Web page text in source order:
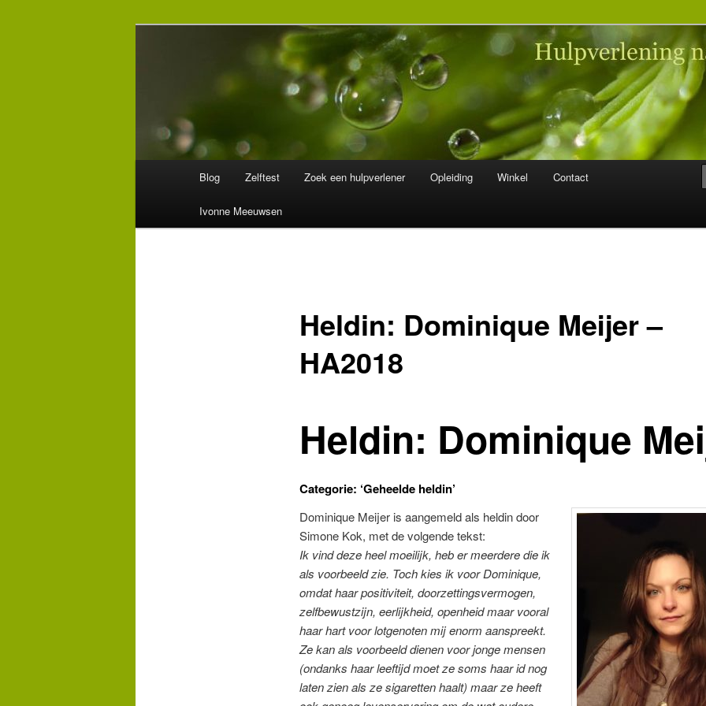
Hulpverlening na seksueel misbruik
Wegwijzer in Traumaland
Blog Zelftest Zoek een hulpverlener Opleiding Winkel Contact
Ivonne Meeuwsen
Heldin: Dominique Meijer –
HA2018
Heldin: Dominique
Categorie: ‘Geheelde heldin’
Dominique Meijer is aangemeld als heldin door
Simone Kok, met de volgende tekst:
Ik vind deze heel moeilijk, heb er meerdere die ik
als voorbeeld zie. Toch kies ik voor Dominique,
omdat haar positiviteit, doorzettingsvermogen,
zelfbewustzijn, eerlijkheid, openheid maar vooral
haar hart voor lotgenoten mij enorm aanspreekt.
Ze kan als voorbeeld dienen voor jonge mensen
(ondanks haar leeftijd moet ze soms haar id nog
laten zien als ze sigaretten haalt) maar ze heeft